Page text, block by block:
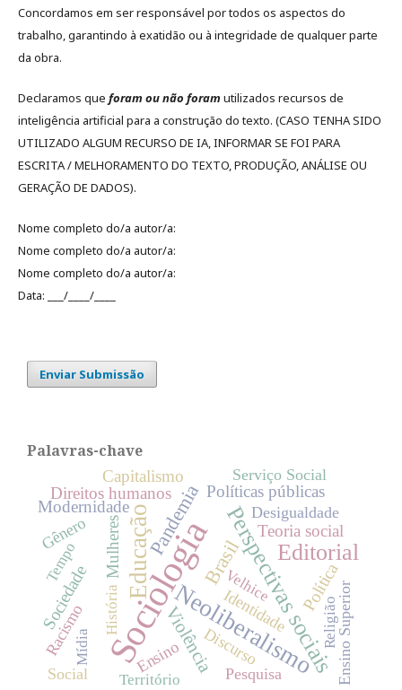
Concordamos em ser responsável por todos os aspectos do
trabalho, garantindo à exatidão ou à integridade de qualquer parte
da obra.
Declaramos que foram ou não foram utilizados recursos de
inteligência artificial para a construção do texto. (CASO TENHA SIDO
UTILIZADO ALGUM RECURSO DE IA, INFORMAR SE FOI PARA
ESCRITA / MELHORAMENTO DO TEXTO, PRODUÇÃO, ANÁLISE OU
GERAÇÃO DE DADOS).
Nome completo do/a autor/a:
Nome completo do/a autor/a:
Nome completo do/a autor/a:
Data: ___/____/____
Enviar Submissão
Palavras-chave
Sociologia
Educação
Neoliberalismo
Perspectivas sociais
Editorial
Brasil
Pandemia
Violência
Teoria social
Política
Modernidade
Sociedade
Direitos humanos
Capitalismo
Políticas públicas
Mulheres
Ensino
Identidade Ensino Superior
Serviço Social
Racismo Discurso
Desigualdade
Gênero
Pesquisa
Social
Religião
Tempo
Velhice
História
Mídia
Território